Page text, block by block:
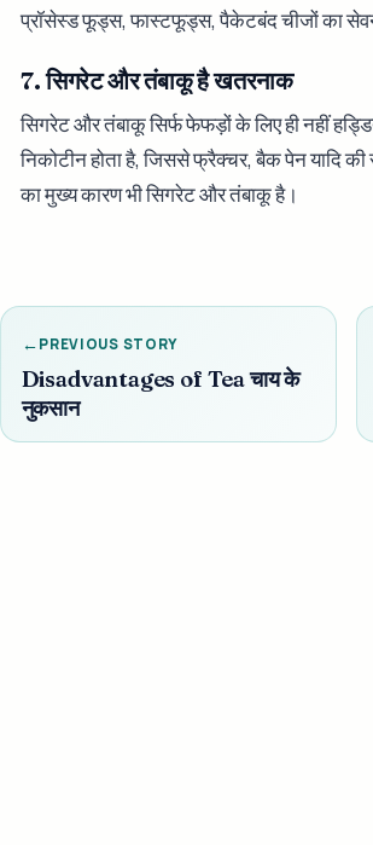
प्रॉसेस्ड फूड्स, फास्टफूड्स, पैकेटबंद चीजों का
7. सिगरेट और तंबाकू है खतरनाक
सिगरेट और तंबाकू सिर्फ फेफड़ों के लिए ही नहीं
निकोटीन होता है, जिससे फ्रैक्चर, बैक पेन यादि
का मुख्य कारण भी सिगरेट और तंबाकू है।
PREVIOUS STORY
Disadvantages of Tea चाय के
नुकसान